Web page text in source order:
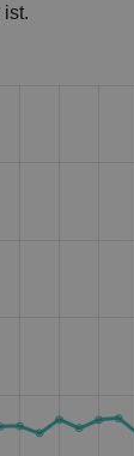
ist.